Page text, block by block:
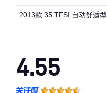
2013款 35 TFSI 自动舒适型
4.55